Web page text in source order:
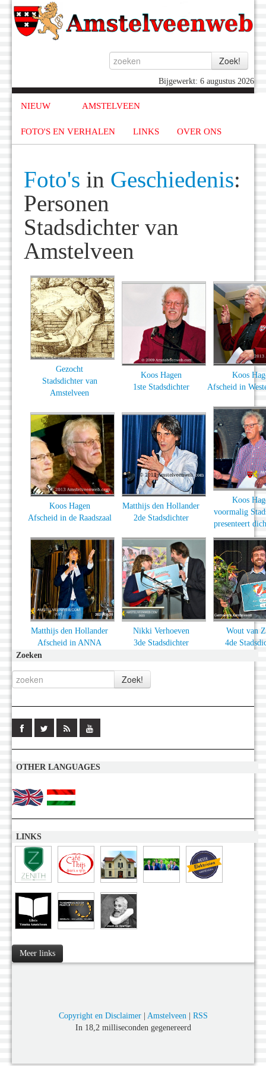
Bijgewerkt: 6 augustus 2026
NIEUW AMSTELVEEN
FOTO'S EN VERHALEN LINKS OVER ONS
Foto's in Geschiedenis:
Personen
Stadsdichter van
Amstelveen
Gezocht
Stadsdichter van
Amstelveen
Koos Hagen
1ste Stadsdichter
Koos
Afscheid in
Koos Hagen
Afscheid in de Raadszaal
Matthijs den Hollander
2de Stadsdichter
Koos
voormalig
presenteert
Matthijs den Hollander
Afscheid in ANNA
Nikki Verhoeven
3de Stadsdichter
Wout van
4de
Zoeken
OTHER LANGUAGES
LINKS
Meer links
Copyright en Disclaimer| Amstelveen| RSS
In 18,2 milliseconden gegenereerd